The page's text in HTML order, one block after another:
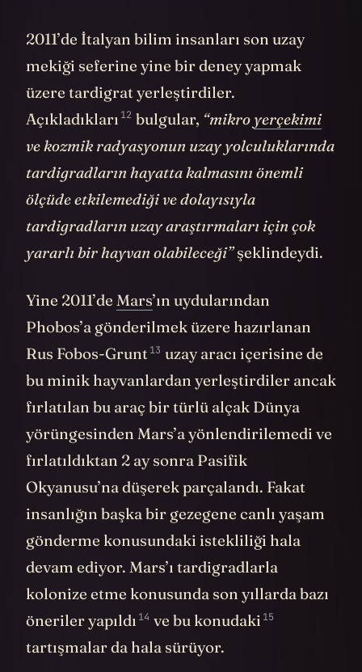
2011’de İtalyan bilim insanları son uzay
mekiği seferine yine bir deney yapmak
üzere tardigrat yerleştirdiler.
Açıkladıkları 12 bulgular, “mikro yerçekimi
ve kozmik radyasyonun uzay yolculuklarında
tardigradların hayatta kalmasını önemli
ölçüde etkilemediği ve dolayısıyla
tardigradların uzay araştırmaları için çok
yararlı bir hayvan olabileceği”şeklindeydi.
Yine 2011’de Mars’ın uydularından
Phobos’a gönderilmek üzere hazırlanan
Rus Fobos-Grunt13 uzay aracı içerisine de
bu minik hayvanlardan yerleştirdiler ancak
fırlatılan bu araç bir türlü alçak Dünya
yörüngesinden Mars’a yönlendirilemedi ve
fırlatıldıktan 2 ay sonra Pasifik
Okyanusu’na düşerek parçalandı. Fakat
insanlığın başka bir gezegene canlı yaşam
gönderme konusundaki istekliliği hala
devam ediyor. Mars’ı tardigradlarla
kolonize etme konusunda son yıllarda bazı
önerileryapıldı 14 ve bu konudaki 15
tartışmalar da hala sürüyor.